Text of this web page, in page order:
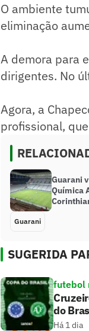
O ambiente
eliminação
A demora para
dirigentes. No
Agora, a
profissional,
Guarani
Química
Guarani
SUGERIDA
futebol
do
Há 1 dia